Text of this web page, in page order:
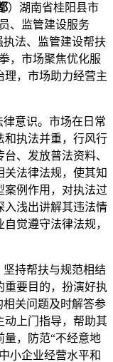
）湖南省桂阳县市
、监管建设服务
执法、监管建设帮扶
，市场聚焦优化服
理，市场助力经营主
律意识。市场在日常
和执法并重，行风行
、发放普法资料、
关法律法规，使其知
案例作用，对执法过
入浅出讲解其违法情
觉遵守法律法规，
坚持帮扶与规范相结
重要目的，扮演好执
相关问题及时解答参
动上门指导，帮助其
量，防范“不经意地
小企业经营水平和